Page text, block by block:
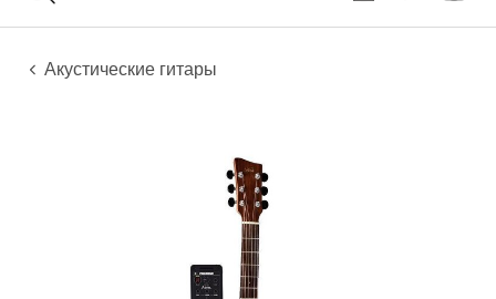
Гитары
Акустические инструменты
Инструменты
Акустические гитары